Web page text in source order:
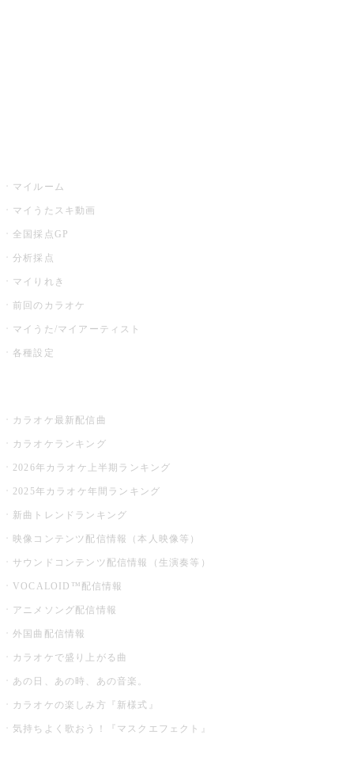
マイルーム
マイうたスキ動画
全国採点GP
分析採点
マイりれき
前回のカラオケ
マイうた/マイアーティスト
各種設定
カラオケ最新配信曲
カラオケランキング
2026年カラオケ上半期ランキング
2025年カラオケ年間ランキング
新曲トレンドランキング
映像コンテンツ配信情報（本人映像等）
サウンドコンテンツ配信情報（生演奏等）
VOCALOID™配信情報
アニメソング配信情報
外国曲配信情報
カラオケで盛り上がる曲
あの日、あの時、あの音楽。
カラオケの楽しみ方『新様式』
気持ちよく歌おう！『マスクエフェクト』